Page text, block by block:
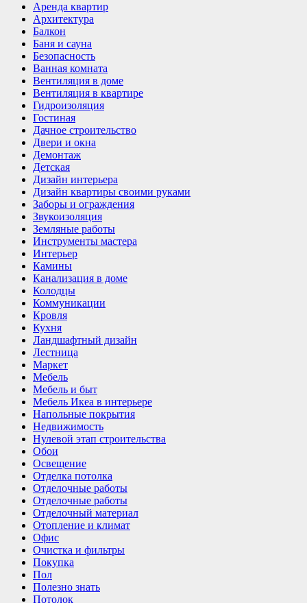
Аренда квартир
Архитектура
Балкон
Баня и сауна
Безопасность
Ванная комната
Вентиляция в доме
Вентиляция в квартире
Гидроизоляция
Гостиная
Дачное строительство
Двери и окна
Демонтаж
Детская
Дизайн интерьера
Дизайн квартиры своими руками
Заборы и ограждения
Звукоизоляция
Земляные работы
Инструменты мастера
Интерьер
Камины
Канализация в доме
Колодцы
Коммуникации
Кровля
Кухня
Ландшафтный дизайн
Лестница
Маркет
Мебель
Мебель и быт
Мебель Икеа в интерьере
Напольные покрытия
Недвижимость
Нулевой этап строительства
Обои
Освещение
Отделка потолка
Отделочные работы
Отделочные работы
Отделочный материал
Отопление и климат
Офис
Очистка и фильтры
Покупка
Пол
Полезно знать
Потолок